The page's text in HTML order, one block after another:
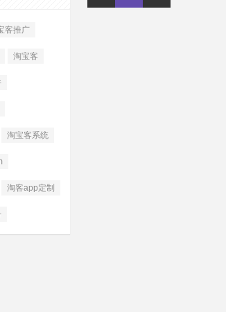
客推广
淘宝客
淘宝客系统
淘客app定制